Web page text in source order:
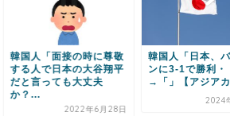
相互RSS
韓国人「面接の時に尊敬
する人で日本の大谷翔平
だと言っても大丈夫
か？...
2022年6月28日
韓国人「日本、バー
ンに3-1で勝利・・
→「」【アジアカッ
2024年1